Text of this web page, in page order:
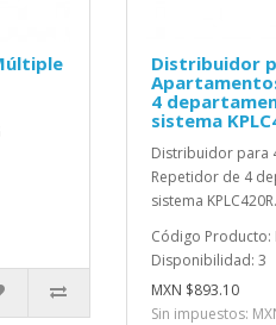
Distribuidor
4
sistema
Distribuidor para
Repetidor de 4
sistema
Código Producto:
Disponibilidad: 3
MXN $893.10
Sin impuestos: